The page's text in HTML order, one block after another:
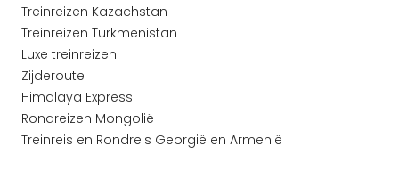
Treinreizen Kazachstan
Treinreizen Turkmenistan
Luxe treinreizen
Zijderoute
Himalaya Express
Rondreizen Mongolië
Treinreis en Rondreis Georgië en Armenië